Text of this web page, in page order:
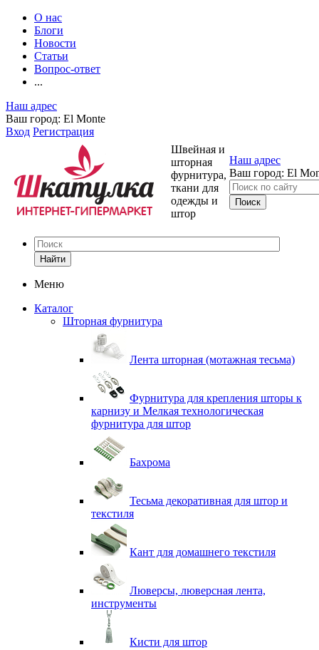
О нас
Блоги
Новости
Статьи
Вопрос-ответ
...
Наш адрес
Ваш город: El Monte
Вход Регистрация
Швейная и
шторная
фурнитура,
ткани для
одежды и
штор
Наш адрес
Ваш город: El
Найти
Меню
Каталог
Шторная фурнитура
Лента шторная (мотажная тесьма)
Фурнитура для крепления шторы к
карнизу и Мелкая технологическая
фурнитура для штор
Бахрома
Тесьма декоративная для штор и
текстиля
Кант для домашнего текстиля
Люверсы, люверсная лента,
инструменты
Кисти для штор